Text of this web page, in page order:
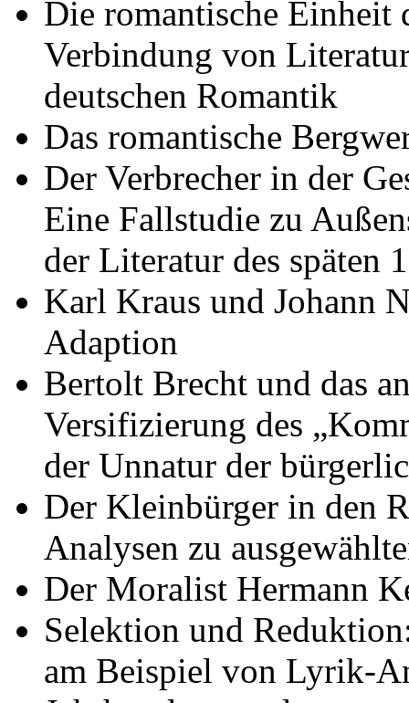
Die romantische Einheit
Verbindung von
deutschen Romantik
Das romantische
Der Verbrecher in der
Eine Fallstudie zu
der Literatur des späten
Karl Kraus und Johann
Adaption
Bertolt Brecht und das
Versifizierung des
der Unnatur der
Der Kleinbürger in den
Analysen zu
Der Moralist Hermann
Selektion und
am Beispiel von Lyrik-